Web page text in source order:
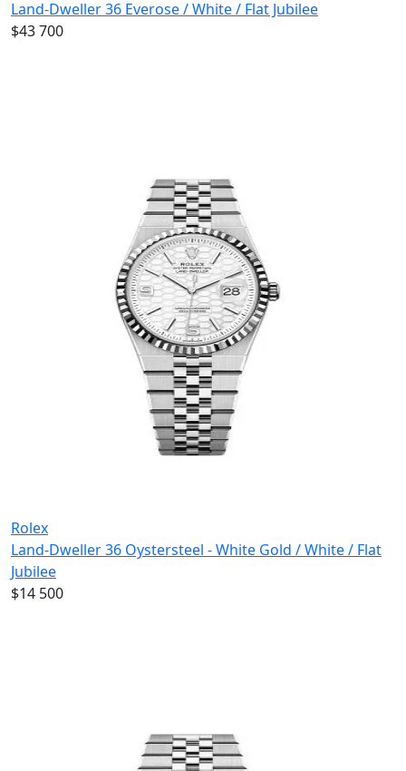
Land-Dweller 36 Everose / White / Flat Jubilee
$43 700
Rolex
Land-Dweller 36 Oystersteel - White Gold / White / Flat
Jubilee
$14 500